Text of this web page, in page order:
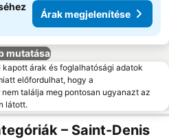
Árak megjelenítése
mutatása
árak és foglalhatósági adatok
előfordulhat, hogy a
találja meg pontosan ugyanazt az
látott.
– Saint-Denis